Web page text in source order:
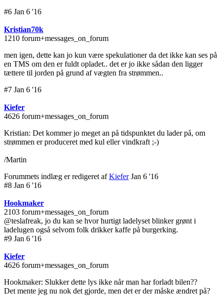
#6 Jan 6 '16
Kristian70k
1210 forum+messages_on_forum
men igen, dette kan jo kun være spekulationer da det ikke kan ses på
en TMS om den er fuldt opladet.. det er jo ikke sådan den ligger
tættere til jorden på grund af vægten fra strømmen..
#7 Jan 6 '16
Kiefer
4626 forum+messages_on_forum
Kristian: Det kommer jo meget an på tidspunktet du lader på, om
strømmen er produceret med kul eller vindkraft ;-)
/Martin
Forummets indlæg er redigeret afKieferJan 6 '16
#8 Jan 6 '16
Hookmaker
2103 forum+messages_on_forum
@teslafreak, jo du kan se hvor hurtigt ladelyset blinker grønt i
ladelugen også selvom folk drikker kaffe på burgerking.
#9 Jan 6 '16
Kiefer
4626 forum+messages_on_forum
Hookmaker: Slukker dette lys ikke når man har forladt bilen??
Det mente jeg nu nok det gjorde, men det er der måske ændret på?